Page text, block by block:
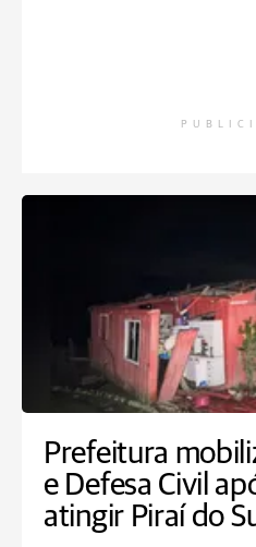
Prefeitura
e Defesa Civil
atingir Piraí do